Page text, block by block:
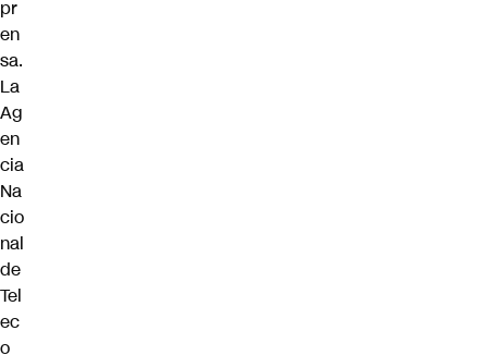
pr
en
sa.
La
Ag
en
cia
Na
cio
nal
de
Tel
ec
o